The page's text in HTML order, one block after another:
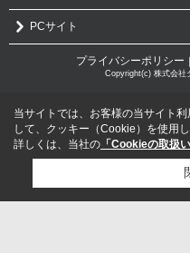
PCサイト
プライバシーポリシー
Copyright(c) 株式会社
当サイトでは、お客様の当サイト
して、クッキー（Cookie）を使用し
詳しくは、当社の 「Cookieの取扱